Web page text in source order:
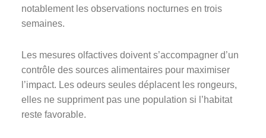
notablement les observations nocturnes en trois
semaines.
Les mesures olfactives doivent s’accompagner d’un
contrôle des sources alimentaires pour maximiser
l’impact. Les odeurs seules déplacent les rongeurs,
elles ne suppriment pas une population si l’habitat
reste favorable.